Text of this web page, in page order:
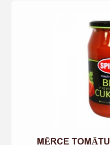
MĒRCE